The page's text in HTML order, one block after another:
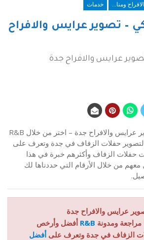
تصوير عرايس الافراح ومناسبات بجدة خدمات
– تصوير عرايس والافراح
عرايس والافراح جدة
استديو الاء مكي – تصوير عرايس والافراح جدة – اختر من خلال R&B
حفلات الزفاف في جدة وتعرف على
الزفاف وأكثرهم خبرة في هذا
من خلال الأرقام التي حددناها لك
عرايس والافراح جدة
ومدونة R&B أفضل وأرخص
الزفاف في جدة وتعرف على أفضل